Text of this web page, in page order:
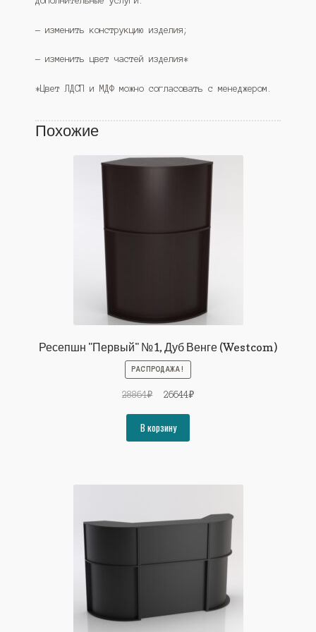
— изменить конструкцию изделия;
— изменить цвет частей изделия*
*Цвет ЛДСП и МДФ можно согласовать с менеджером.
Похожие
Ресепшн "Первый" №1, Дуб Венге (Westcom)
РАСПРОДАЖА!
28864₽
Первоначальная
составляла
28864₽.
26644₽Текущая
В корзину